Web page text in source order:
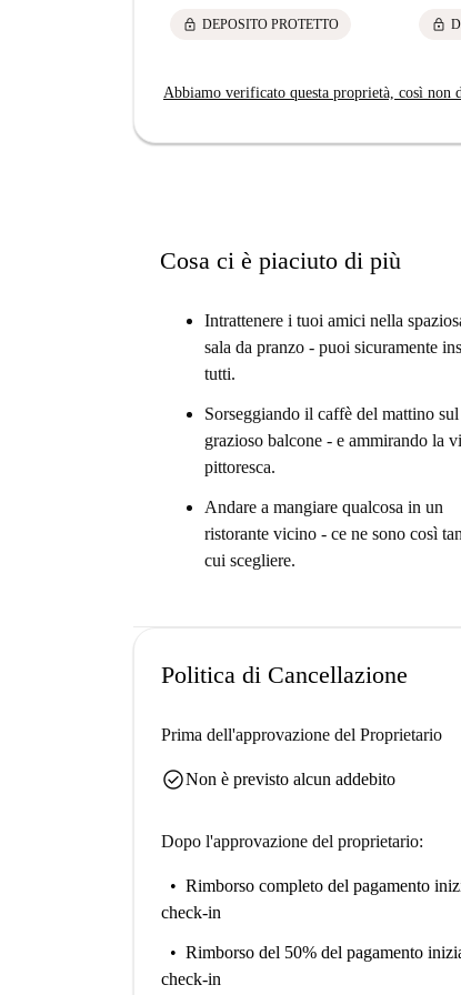
lock DEPOSITO PROTETTO lock
Abbiamo verificato questa proprietà, così non
Cosa ci è piaciuto di più
Intrattenere i tuoi amici nella
sala da pranzo - puoi sicuramente
tutti.
Sorseggiando il caffè del mattino sul
grazioso balcone - e ammirando la
pittoresca.
Andare a mangiare qualcosa in un
ristorante vicino - ce ne sono così
cui scegliere.
Politica di Cancellazione
Prima dell'approvazione del Proprietario
check_circleNon è previsto alcun addebito
Dopo l'approvazione del proprietario:
Rimborso completo del pagamento
check-in
Rimborso del 50% del pagamento
check-in